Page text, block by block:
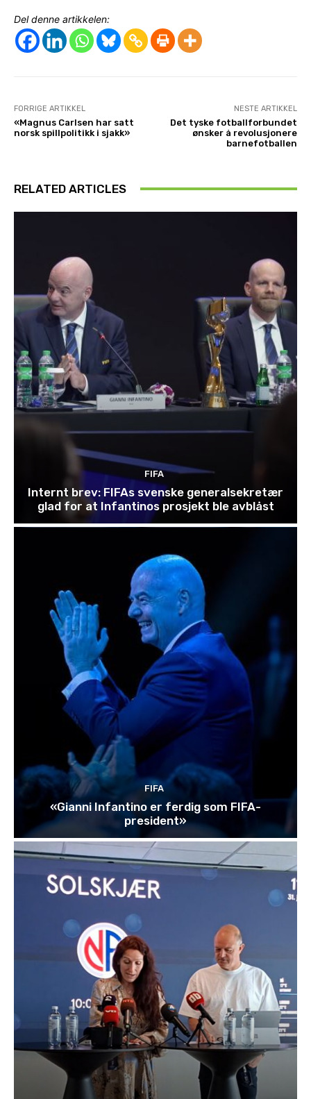
Del denne artikkelen:
FORRIGE ARTIKKEL
«Magnus Carlsen har satt
norsk spillpolitikk i sjakk»
NESTE ARTIKKEL
Det tyske fotballforbundet
ønsker å revolusjonere
barnefotballen
RELATED ARTICLES
FIFA
Internt brev: FIFAs svenske generalsekretær
glad for at Infantinos prosjekt ble avblåst
FIFA
«Gianni Infantino er ferdig som FIFA-
president»